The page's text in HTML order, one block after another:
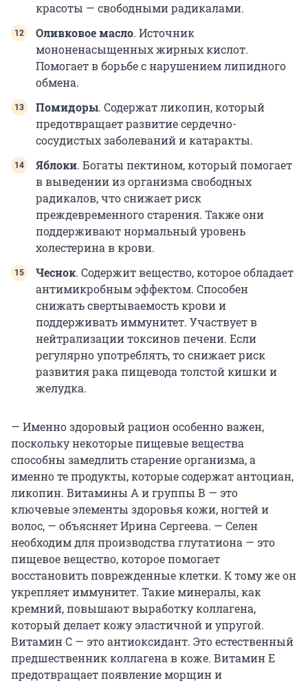
красоты — свободными радикалами.
Оливковое масло. Источник
мононенасыщенных жирных кислот.
Помогает в борьбе с нарушением липидного
обмена.
Помидоры. Содержат ликопин, который
предотвращает развитие сердечно-
сосудистых заболеваний и катаракты.
Яблоки. Богаты пектином, который помогает
в выведении из организма свободных
радикалов, что снижает риск
преждевременного старения. Также они
поддерживают нормальный уровень
холестерина в крови.
Чеснок. Содержит вещество, которое обладает
антимикробным эффектом. Способен
снижать свертываемость крови и
поддерживать иммунитет. Участвует в
нейтрализации токсинов печени. Если
регулярно употреблять, то снижает риск
развития рака пищевода толстой кишки и
желудка.
— Именно здоровый рацион особенно важен,
поскольку некоторые пищевые вещества
способны замедлить старение организма, а
именно те продукты, которые содержат антоциан,
ликопин. Витамины А и группы В — это
ключевые элементы здоровья кожи, ногтей и
волос, — объясняет Ирина Сергеева. — Селен
необходим для производства глутатиона — это
пищевое вещество, которое помогает
восстановить поврежденные клетки. К тому же он
укрепляет иммунитет. Такие минералы, как
кремний, повышают выработку коллагена,
который делает кожу эластичной и упругой.
Витамин С — это антиоксидант. Это естественный
предшественник коллагена в коже. Витамин Е
предотвращает появление морщин и